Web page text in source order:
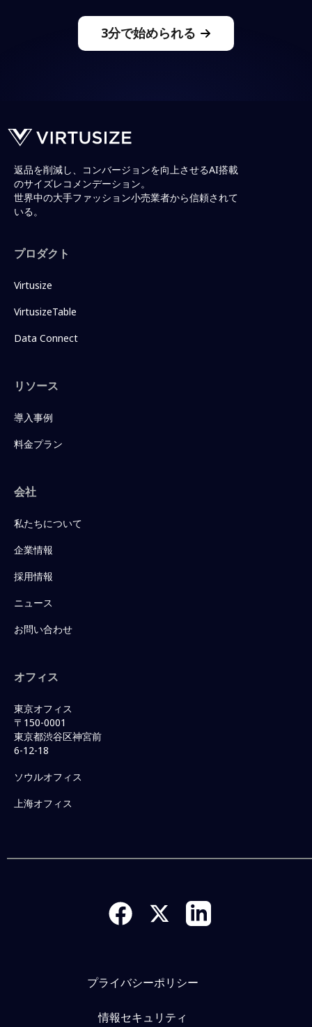
3分で始められる
返品を削減し、コンバージョンを向上させるAI搭載
のサイズレコメンデーション。
世界中の大手ファッション小売業者から信頼されて
いる。
プロダクト
Virtusize
VirtusizeTable
Data Connect
リソース
導入事例
料金プラン
会社
私たちについて
企業情報
採用情報
ニュース
お問い合わせ
オフィス
東京オフィス
〒150-0001
東京都渋谷区神宮前
6-12-18
ソウルオフィス
上海オフィス
プライバシーポリシー
情報セキュリティ